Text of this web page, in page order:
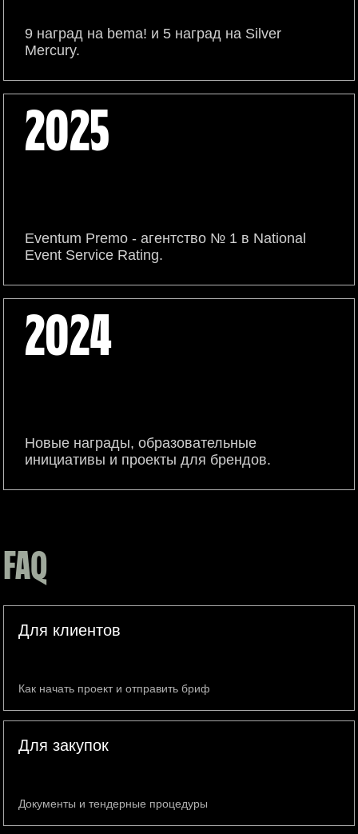
9 наград на bema! и 5 наград на Silver
Mercury.
2025
Eventum Premo - агентство № 1 в National
Event Service Rating.
2024
Новые награды, образовательные
инициативы и проекты для брендов.
FAQ
Для клиентов
Как начать проект и отправить бриф
Для закупок
Документы и тендерные процедуры